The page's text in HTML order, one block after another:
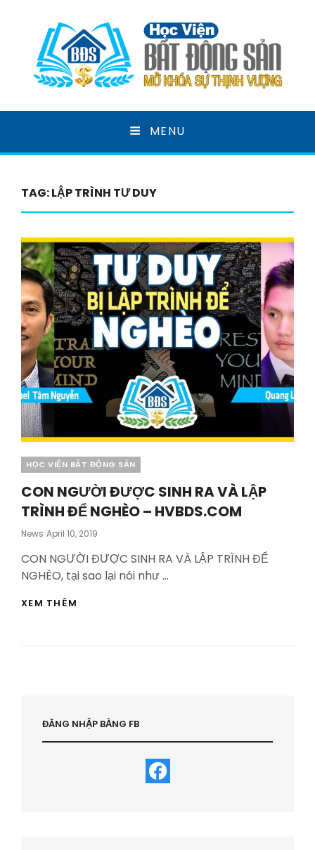
HỌC VIỆN BẤT ĐỘNG
SẢN
MENU
TAG:LẬP TRÌNH TƯ DUY
Categories
HỌC VIỆN BẤT ĐỘNG SẢN
CON NGƯỜI ĐƯỢC SINH RA VÀ LẬP
TRÌNH ĐỂ NGHÈO – HVBDS.COM
News Posted
April 10, 2019
CON NGƯỜI ĐƯỢC SINH RA VÀ LẬP TRÌNH ĐỂ
NGHÈO, tại sao lại nói như …
XEM THÊM
NGHÈO
HVBDS.COM
ĐĂNG NHẬP BẰNG FB